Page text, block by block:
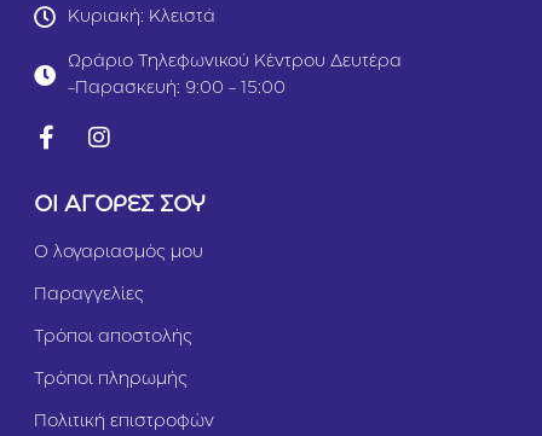
Κυριακή: Κλειστά
Ωράριο Τηλεφωνικού Κέντρου Δευτέρα
-Παρασκευή: 9:00 - 15:00
ΟΙ ΑΓΟΡΕΣ ΣΟΥ
Ο λογαριασμός μου
Παραγγελίες
Τρόποι αποστολής
Τρόποι πληρωμής
Πολιτική επιστροφών